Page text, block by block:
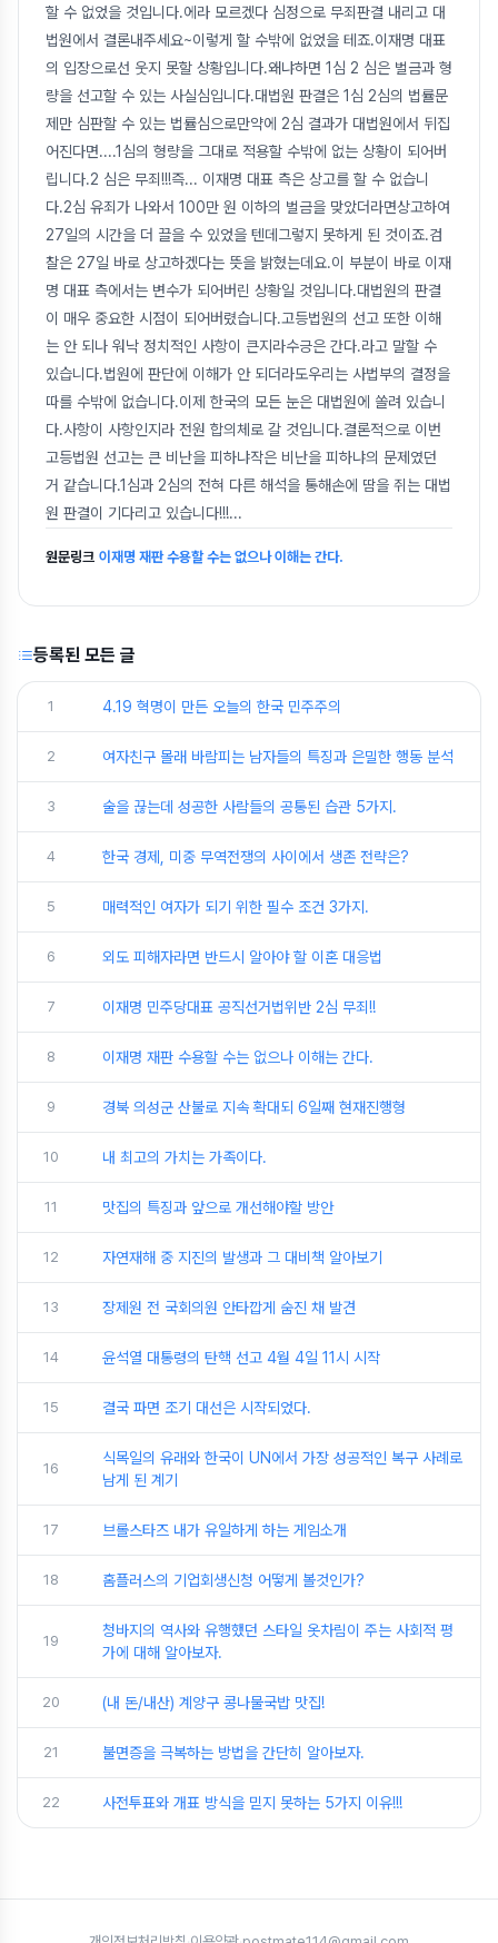
할 수 없었을 것입니다.에라 모르겠다 심정으로 무죄판결 내리고 대
법원에서 결론내주세요~이렇게 할 수밖에 없었을 테죠.이재명 대표
의 입장으로선 웃지 못할 상황입니다.왜냐하면 1심 2 심은 벌금과 형
량을 선고할 수 있는 사실심입니다.대법원 판결은 1심 2심의 법률문
제만 심판할 수 있는 법률심으로만약에 2심 결과가 대법원에서 뒤집
어진다면....1심의 형량을 그대로 적용할 수밖에 없는 상황이 되어버
립니다.2 심은 무죄!!!즉... 이재명 대표 측은 상고를 할 수 없습니
다.2심 유죄가 나와서 100만 원 이하의 벌금을 맞았더라면상고하여
27일의 시간을 더 끌을 수 있었을 텐데그렇지 못하게 된 것이죠.검
찰은 27일 바로 상고하겠다는 뜻을 밝혔는데요.이 부분이 바로 이재
명 대표 측에서는 변수가 되어버린 상황일 것입니다.대법원의 판결
이 매우 중요한 시점이 되어버렸습니다.고등법원의 선고 또한 이해
는 안 되나 워낙 정치적인 사항이 큰지라수긍은 간다.라고 말할 수
있습니다.법원에 판단에 이해가 안 되더라도우리는 사법부의 결정을
따를 수밖에 없습니다.이제 한국의 모든 눈은 대법원에 쏠려 있습니
다.사항이 사항인지라 전원 합의체로 갈 것입니다.결론적으로 이번
고등법원 선고는 큰 비난을 피하냐작은 비난을 피하냐의 문제였던
거 같습니다.1심과 2심의 전혀 다른 해석을 통해손에 땀을 쥐는 대법
원 판결이 기다리고 있습니다!!!...
원문링크 이재명 재판 수용할 수는 없으나 이해는 간다.
등록된 모든 글
1 4.19 혁명이 만든 오늘의 한국 민주주의
2 여자친구 몰래 바람피는 남자들의 특징과 은밀한 행동 분석
3 술을 끊는데 성공한 사람들의 공통된 습관 5가지.
4 한국 경제, 미중 무역전쟁의 사이에서 생존 전략은?
5 매력적인 여자가 되기 위한 필수 조건 3가지.
6 외도 피해자라면 반드시 알아야 할 이혼 대응법
7 이재명 민주당대표 공직선거법위반 2심 무죄!!
8 이재명 재판 수용할 수는 없으나 이해는 간다.
9 경북 의성군 산불로 지속 확대되 6일째 현재진행형
10 내 최고의 가치는 가족이다.
11 맛집의 특징과 앞으로 개선해야할 방안
12 자연재해 중 지진의 발생과 그 대비책 알아보기
13 장제원 전 국회의원 안타깝게 숨진 채 발견
14 윤석열 대통령의 탄핵 선고 4월 4일 11시 시작
15 결국 파면 조기 대선은 시작되었다.
16
식목일의 유래와 한국이 UN에서 가장 성공적인 복구 사례로
남게 된 계기
17 브롤스타즈 내가 유일하게 하는 게임소개
18 홈플러스의 기업회생신청 어떻게 볼것인가?
19
청바지의 역사와 유행했던 스타일 옷차림이 주는 사회적 평
가에 대해 알아보자.
20 (내 돈/내산) 계양구 콩나물국밥 맛집!
21 불면증을 극복하는 방법을 간단히 알아보자.
22 사전투표와 개표 방식을 믿지 못하는 5가지 이유!!!